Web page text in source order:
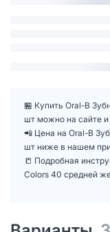
🏪 Купить Oral-B
шт можно на сайте и
📲 Цена на Oral-B
шт ниже в нашем
📒 Подробная
Colors 40 средней